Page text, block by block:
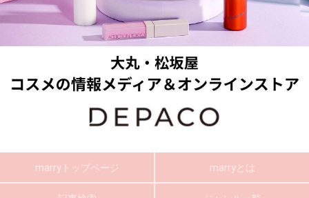
marryトップページ marryとは